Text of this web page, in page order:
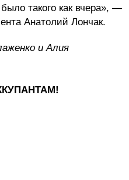
такого как вчера», —
Анатолий Лончак.
и Алия